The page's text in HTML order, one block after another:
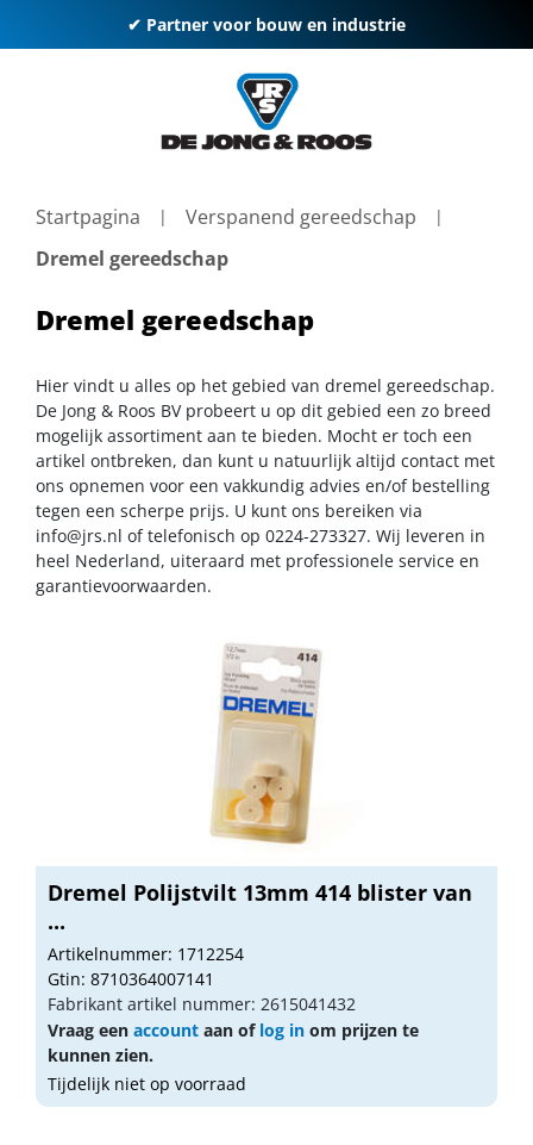
✔ Partner voor bouw en industrie
Startpagina
Verspanend gereedschap
Dremel gereedschap
Dremel gereedschap
Hier vindt u alles op het gebied van dremel gereedschap.
De Jong & Roos BV probeert u op dit gebied een zo breed
mogelijk assortiment aan te bieden. Mocht er toch een
artikel ontbreken, dan kunt u natuurlijk altijd contact met
ons opnemen voor een vakkundig advies en/of bestelling
tegen een scherpe prijs. U kunt ons bereiken via
info@jrs.nl of telefonisch op 0224-273327. Wij leveren in
heel Nederland, uiteraard met professionele service en
garantievoorwaarden.
Dremel Polijstvilt 13mm 414 blister van
...
Artikelnummer: 1712254
Gtin: 8710364007141
Fabrikant artikel nummer: 2615041432
Vraag een account aan of log in om prijzen te
kunnen zien.
Tijdelijk niet op voorraad